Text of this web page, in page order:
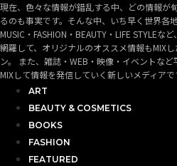
現在、色々な情報が錯乱する中、どの情報が
るのも事実です。そんな中、いち早く世界各
MUSIC・FASHION・BEAUTY・LIFE STYLE
網羅して、オリジナルのオススメ情報もMIX
ン。 また、雑誌・WEB・映像・イベントな
MIXして情報を発信していく新しいメディアで
ART
BEAUTY & COSMETICS
BOOKS
FASHION
FEATURED